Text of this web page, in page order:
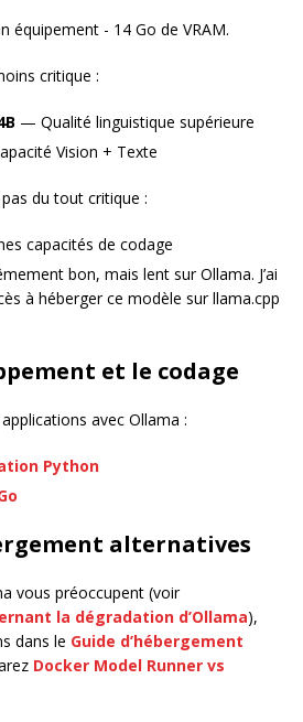
équipement - 14 Go de VRAM.
critique :
— Qualité linguistique supérieure
Vision + Texte
du tout critique :
capacités de codage
bon, mais lent sur Ollama. J’ai
à héberger ce modèle sur llama.cpp
et le codage
avec Ollama :
Python
alternatives
vous préoccupent (voir
la dégradation d’Ollama),
dans le Guide d’hébergement
Docker Model Runner vs